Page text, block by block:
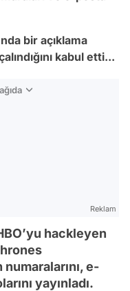
bir açıklama
kabul etti...
Reklam
hackleyen
e-
yayınladı.